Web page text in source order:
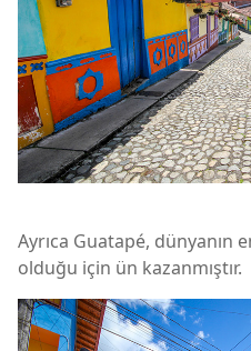
Ayrıca Guatapé, dünyanın
olduğu için ün kazanmıştır.